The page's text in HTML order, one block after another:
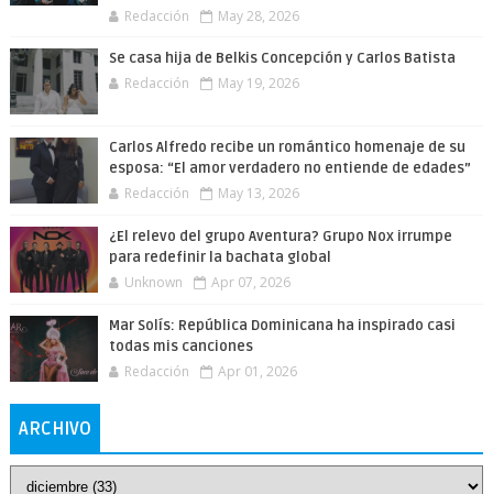
Redacción May 28, 2026
Se casa hija de Belkis Concepción y Carlos Batista
Redacción May 19, 2026
Carlos Alfredo recibe un romántico homenaje de su
esposa: “El amor verdadero no entiende de edades”
Redacción May 13, 2026
¿El relevo del grupo Aventura? Grupo Nox irrumpe
para redefinir la bachata global
Unknown Apr 07, 2026
Mar Solís: República Dominicana ha inspirado casi
todas mis canciones
Redacción Apr 01, 2026
ARCHIVO